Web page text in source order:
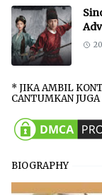
* JIKA AMBIL
CANTUMKAN
BIOGRAPHY